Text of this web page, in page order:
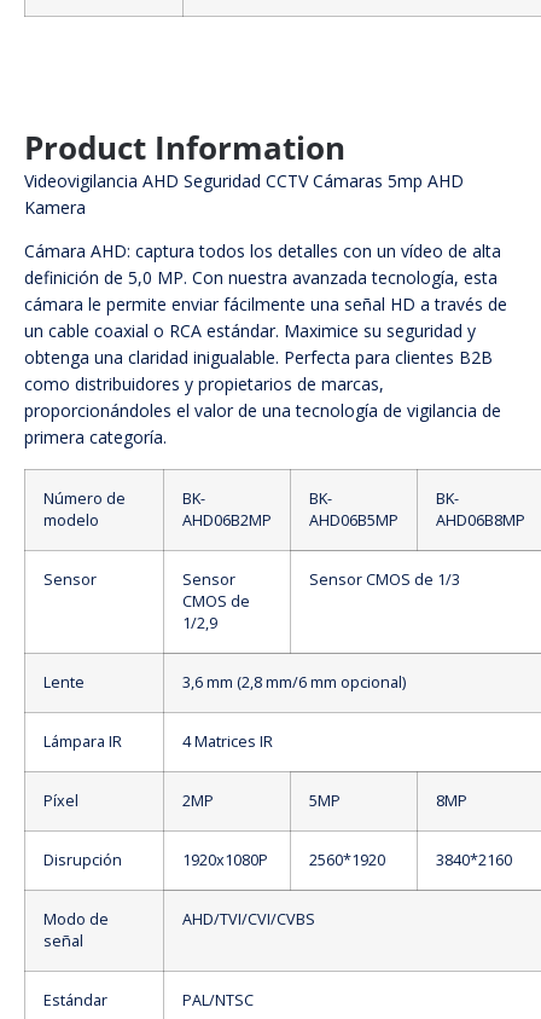
Product Information
Videovigilancia AHD Seguridad CCTV Cámaras 5mp AHD
Kamera
Cámara AHD: captura todos los detalles con un vídeo de alta
definición de 5,0 MP. Con nuestra avanzada tecnología, esta
cámara le permite enviar fácilmente una señal HD a través de
un cable coaxial o RCA estándar. Maximice su seguridad y
obtenga una claridad inigualable. Perfecta para clientes B2B
como distribuidores y propietarios de marcas,
proporcionándoles el valor de una tecnología de vigilancia de
primera categoría.
Número de
modelo
BK-
AHD06B2MP
BK-
AHD06B5MP
BK-
AHD06B8MP
Sensor
Sensor
CMOS de
1/2,9
Sensor CMOS de 1/3
Lente 3,6 mm (2,8 mm/6 mm opcional)
Lámpara IR 4 Matrices IR
Píxel 2MP 5MP 8MP
Disrupción 1920x1080P 2560*1920 3840*2160
Modo de
señal
AHD/TVI/CVI/CVBS
Estándar PAL/NTSC